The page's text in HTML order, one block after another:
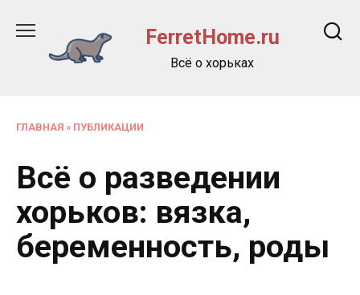
содержанию
FerretHome.ru
Всё о хорьках
ГЛАВНАЯ » ПУБЛИКАЦИИ
Всё о разведении
хорьков: вязка,
беременность, роды